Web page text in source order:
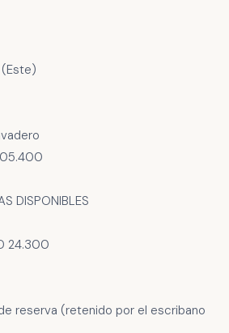
DISPONIBLES
24.300
reserva (retenido por el escribano